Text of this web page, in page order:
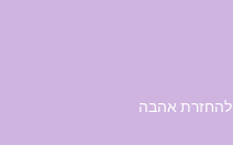
להחזרת אהבה